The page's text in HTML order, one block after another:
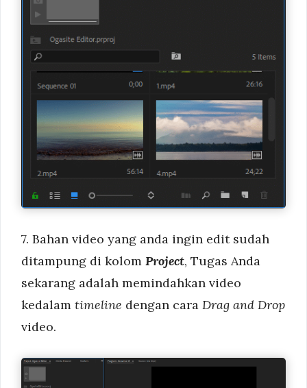
7. Bahan video yang anda ingin edit sudah
ditampung di kolom Project, Tugas Anda
sekarang adalah memindahkan video
kedalam timeline dengan cara Drag and Drop
video.